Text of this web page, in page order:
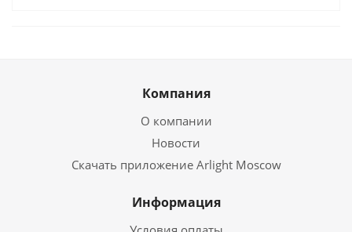
Компания
О компании
Новости
Скачать приложение Arlight Moscow
Информация